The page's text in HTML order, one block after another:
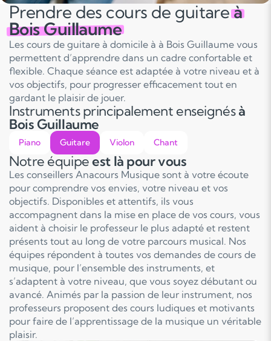
Prendre des cours de guitareà
Bois Guillaume
Les cours de guitare à domicile à à Bois Guillaume vous
permettent d’apprendre dans un cadre confortable et
flexible. Chaque séance est adaptée à votre niveau et à
vos objectifs, pour progresser efficacement tout en
gardant le plaisir de jouer.
Instruments principalement enseignésà
Bois Guillaume
Piano Guitare Violon Chant
Notre équipeest là pour vous
Les conseillers Anacours Musique sont à votre écoute
pour comprendre vos envies, votre niveau et vos
objectifs. Disponibles et attentifs, ils vous
accompagnent dans la mise en place de vos cours, vous
aident à choisir le professeur le plus adapté et restent
présents tout au long de votre parcours musical. Nos
équipes répondent à toutes vos demandes de cours de
musique, pour l’ensemble des instruments, et
s’adaptent à votre niveau, que vous soyez débutant ou
avancé. Animés par la passion de leur instrument, nos
professeurs proposent des cours ludiques et motivants
pour faire de l’apprentissage de la musique un véritable
plaisir.